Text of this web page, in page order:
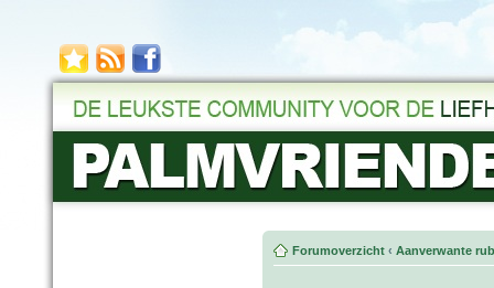
Forumoverzicht ‹ Aanverwante